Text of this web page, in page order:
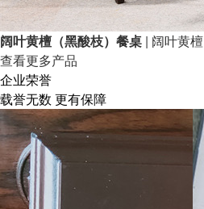
阔叶黄檀（黑酸枝）餐桌 | 阔叶黄檀
查看更多产品
企业荣誉
载誉无数 更有保障